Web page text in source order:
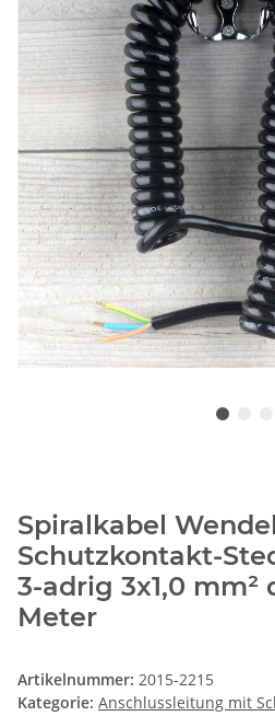
Spiralkabel
Schutzkontakt-
3-adrig 3x1,0 mm²
Meter
Artikelnummer: 2015-2215
Kategorie: Anschlussleitung mit